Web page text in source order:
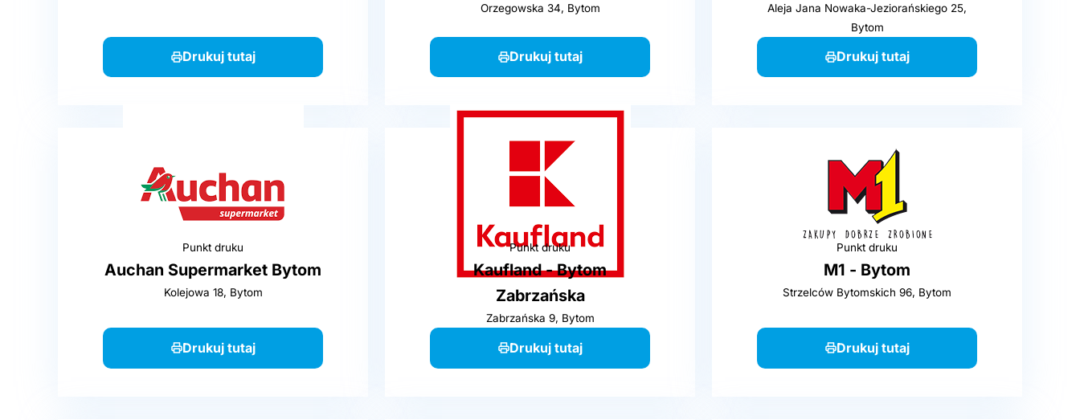
Drukuj tutaj
Orzegowska 34, Bytom
Drukuj tutaj
Aleja Jana Nowaka-Jeziorańskiego 25,
Bytom
Drukuj tutaj
Punkt druku
Auchan Supermarket Bytom
Kolejowa 18, Bytom
Drukuj tutaj
Punkt druku
Kaufland - Bytom
Zabrzańska
Zabrzańska 9, Bytom
Drukuj tutaj
Punkt druku
M1 - Bytom
Strzelców Bytomskich 96, Bytom
Drukuj tutaj